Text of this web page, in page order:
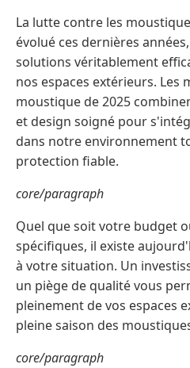
La lutte contre les
évolué ces dernières
solutions véritablement
nos espaces extérieurs. Les
moustique de 2025
et design soigné pour
dans notre environnement
protection fiable.
core/paragraph
Quel que soit votre budget
spécifiques, il existe
à votre situation. Un
un piège de qualité vous
pleinement de vos espaces
pleine saison des
core/paragraph